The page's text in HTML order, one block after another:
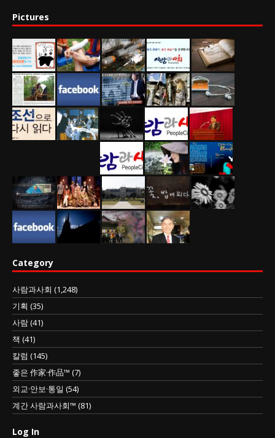
Pictures
Category
사람과사회 (1,248)
기획 (35)
사람(41)
책 (41)
칼럼 (145)
좋은 作家·作品™ (7)
외교·안보·통일 (54)
계간 사람과사회™ (81)
Log In